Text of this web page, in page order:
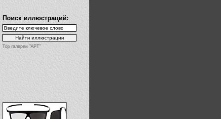
Поиск иллюстраций:
Top галереи "АРТ"